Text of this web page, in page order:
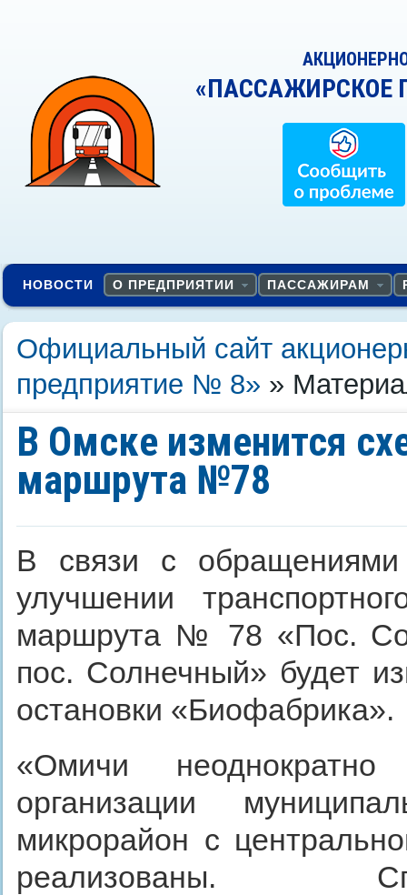
«ПАССАЖИРСКОЕ
НОВОСТИ О ПРЕДПРИЯТИИ ПАССАЖИРАМ
Официальный сайт
предприятие № 8» »
В Омске изменится
маршрута №78
В связи с
улучшении
маршрута № 78 «Пос.
пос. Солнечный» будет
остановки «Биофабрика».
«Омичи
организации
микрорайон с
реализованы.